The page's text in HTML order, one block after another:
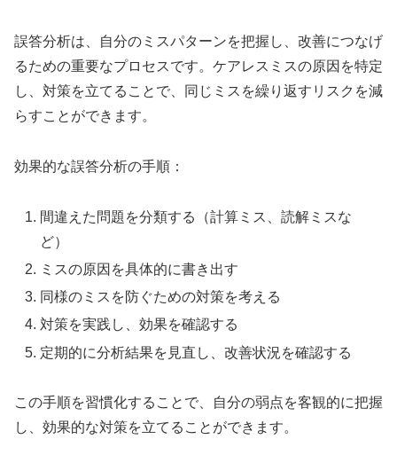
誤答分析は、自分のミスパターンを把握し、改善につなげ
るための重要なプロセスです。ケアレスミスの原因を特定
し、対策を立てることで、同じミスを繰り返すリスクを減
らすことができます。
効果的な誤答分析の手順：
間違えた問題を分類する（計算ミス、読解ミスな
ど）
ミスの原因を具体的に書き出す
同様のミスを防ぐための対策を考える
対策を実践し、効果を確認する
定期的に分析結果を見直し、改善状況を確認する
この手順を習慣化することで、自分の弱点を客観的に把握
し、効果的な対策を立てることができます。